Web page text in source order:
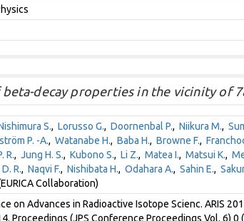
decay properties in the vicinity of
S., Lorusso G., Doornenbal P., Niikura M.,
P. -A., Watanabe H., Baba H., Browne F.,
R., Jung H. S., Kubono S., Li Z., Matea I., Matsui K.,
R., Naqvi F., Nishibata H., Odahara A., Sahin E.,
Collaboration)
on Advances in Radioactive Isotope Scienc. ARIS
Proceedings (JPS Conference Proceedings Vol. 6) 0